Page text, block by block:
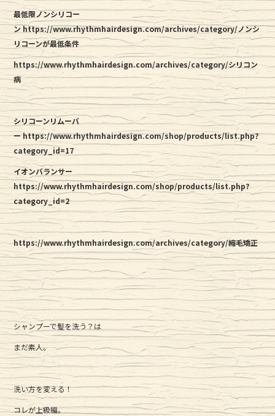
最低限ノンシリコー
ン https://www.rhythmhairdesign.com/archives/category/ノンシ
リコーンが最低条件
https://www.rhythmhairdesign.com/archives/category/シリコン
病
シリコーンリムーバ
ー https://www.rhythmhairdesign.com/shop/products/list.php?
category_id=17
イオンバランサー
https://www.rhythmhairdesign.com/shop/products/list.php?
category_id=2
https://www.rhythmhairdesign.com/archives/category/縮毛矯正
シャンプーで髪を洗う？は
まだ素人。
洗い方を変える！
コレが上級編。